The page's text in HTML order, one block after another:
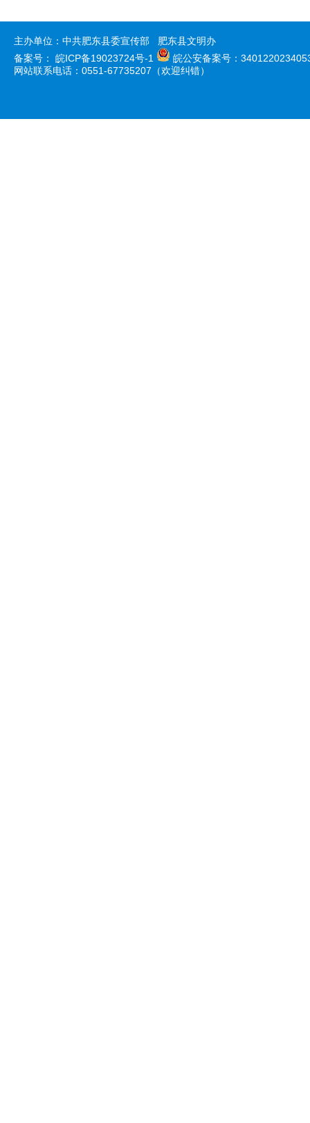
主办单位：中共肥东县委宣传部 肥东县文明办
备案号： 皖ICP备19023724号-1
皖公安备案号：
网站联系电话：0551-67735207（欢迎纠错）